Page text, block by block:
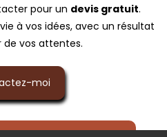
pour un devis gratuit.
à vos idées, avec un résultat
de vos attentes.
moi